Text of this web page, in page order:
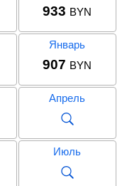
933 BYN
Январь
907 BYN
Апрель
Июль